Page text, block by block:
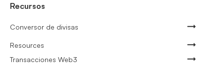
Recursos
Conversor de divisas
Resources
Transacciones Web3